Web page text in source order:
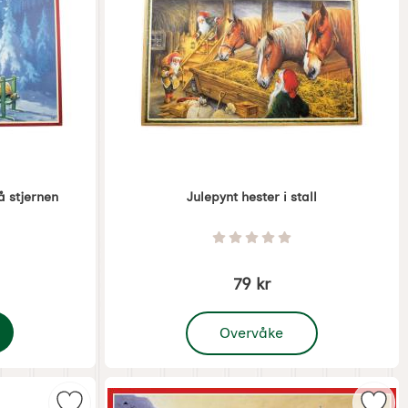
stjernen
0 Stjerne av 5
ser på stjernen
Julepynt hester i stall
Varenummer 1406 Vurdering: 0 Stjerne av 5
79 kr
Overvåke
, Julepynt hester i stall